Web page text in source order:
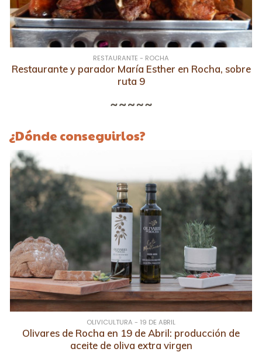
RESTAURANTE - ROCHA
Restaurante y parador María Esther en Rocha, sobre
ruta 9
¿Dónde conseguirlos?
OLIVICULTURA - 19 DE ABRIL
Olivares de Rocha en 19 de Abril: producción de
aceite de oliva extra virgen